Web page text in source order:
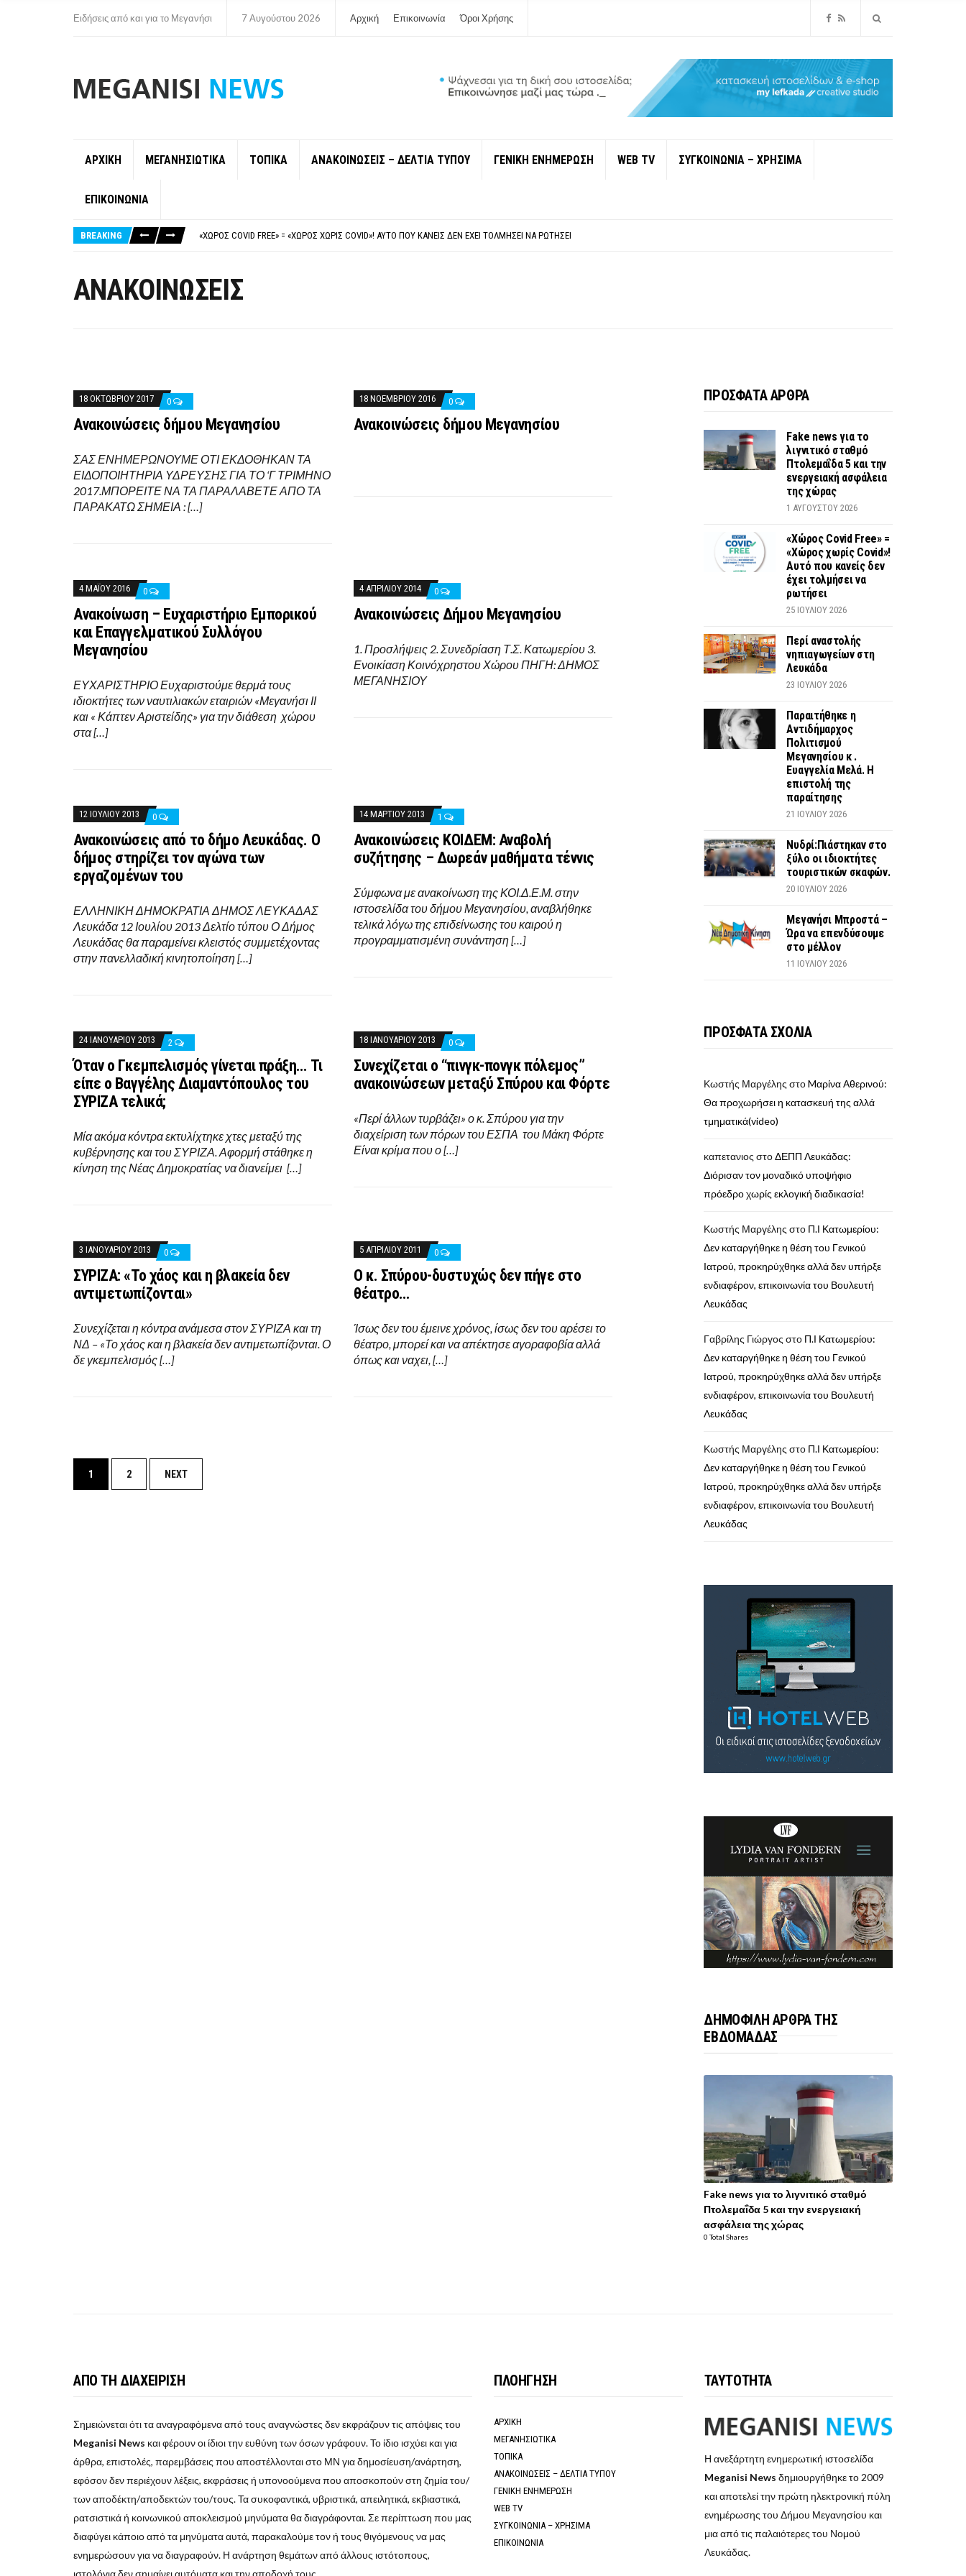
Ειδήσεις από και για το Μεγανήσι 7 Αυγούστου 2026 Αρχική Επικοινωνία Όροι Χρήσης
ΑΡΧΙΚΗ ΜΕΓΑΝΗΣΙΩΤΙΚΑ ΤΟΠΙΚΑ ΑΝΑΚΟΙΝΩΣΕΙΣ – ΔΕΛΤΙΑ ΤΥΠΟΥ ΓΕΝΙΚΗ ΕΝΗΜΕΡΩΣΗ WEB TV ΣΥΓΚΟΙΝΩΝΙΑ – ΧΡΗΣΙΜΑ
ΕΠΙΚΟΙΝΩΝΙΑ
BREAKING
«ΧΏΡΟΣ COVID FREE» = «ΧΏΡΟΣ ΧΩΡΊΣ COVID»! ΑΥΤΌ ΠΟΥ ΚΑΝΕΊΣ ΔΕΝ ΈΧΕΙ ΤΟΛΜΉΣΕΙ ΝΑ ΡΩΤΉΣΕΙ
FAKE NEWS ΓΙΑ ΤΟ ΛΙΓΝΙΤΙΚΌ ΣΤΑΘΜΌ ΠΤΟΛΕΜΑΪ́ΔΑ 5 ΚΑΙ ΤΗΝ ΕΝΕΡΓΕΙΑΚΉ ΑΣΦΆΛΕΙΑ ΤΗΣ ΧΏΡΑΣ
ΑΝΑΚΟΙΝΩΣΕΙΣ
18 ΟΚΤΩΒΡΊΟΥ 2017 0
Aνακοινώσεις δήμου Μεγανησίου
ΣΑΣ ΕΝΗΜΕΡΩΝΟΥΜΕ ΟΤΙ ΕΚΔΟΘΗΚΑΝ ΤΑ
ΕΙΔΟΠΟΙΗΤΗΡΙΑ ΥΔΡΕΥΣΗΣ ΓΙΑ ΤΟ ‘Γ ΤΡΙΜΗΝΟ
2017.ΜΠΟΡΕΙΤΕ ΝΑ ΤΑ ΠΑΡΑΛΑΒΕΤΕ ΑΠΟ ΤΑ
ΠΑΡΑΚΑΤΩ ΣΗΜΕΙΑ : […]
18 ΝΟΕΜΒΡΊΟΥ 2016 0
Ανακοινώσεις δήμου Μεγανησίου
4 ΜΑΪ́ΟΥ 2016 0
Aνακοίνωση – Ευχαριστήριο Εμπορικού
και Επαγγελματικού Συλλόγου
Μεγανησίου
ΕΥΧΑΡΙΣΤΗΡΙΟ Ευχαριστούμε θερμά τους
ιδιοκτήτες των ναυτιλιακών εταιριών «Μεγανήσι ΙΙ
και « Κάπτεν Αριστείδης» για την διάθεση χώρου
στα […]
4 ΑΠΡΙΛΊΟΥ 2014 0
Ανακοινώσεις Δήμου Μεγανησίου
1. Προσλήψεις 2. Συνεδρίαση Τ.Σ. Κατωμερίου 3.
Ενοικίαση Κοινόχρηστου Χώρου ΠΗΓΗ: ΔΗΜΟΣ
ΜΕΓΑΝΗΣΙΟΥ
12 ΙΟΥΛΊΟΥ 2013 0
Ανακοινώσεις από το δήμο Λευκάδας. Ο
δήμος στηρίζει τον αγώνα των
εργαζομένων του
ΕΛΛΗΝΙΚΗ ΔΗΜΟΚΡΑΤΙΑ ΔΗΜΟΣ ΛΕΥΚΑΔΑΣ
Λευκάδα 12 Ιουλίου 2013 Δελτίο τύπου Ο Δήμος
Λευκάδας θα παραμείνει κλειστός συμμετέχοντας
στην πανελλαδική κινητοποίηση […]
14 ΜΑΡΤΊΟΥ 2013 1
Ανακοινώσεις ΚΟΙΔΕΜ: Αναβολή
συζήτησης – Δωρεάν μαθήματα τέννις
Σύμφωνα με ανακοίνωση της ΚΟΙ.Δ.Ε.Μ. στην
ιστοσελίδα του δήμου Μεγανησίου, αναβλήθηκε
τελικά λόγω της επιδείνωσης του καιρού η
προγραμματισμένη συνάντηση […]
24 ΙΑΝΟΥΑΡΊΟΥ 2013 2
Όταν ο Γκεμπελισμός γίνεται πράξη… Τι
είπε ο Βαγγέλης Διαμαντόπουλος του
ΣΥΡΙΖΑ τελικά;
Μία ακόμα κόντρα εκτυλίχτηκε χτες μεταξύ της
κυβέρνησης και του ΣΥΡΙΖΑ. Αφορμή στάθηκε η
κίνηση της Νέας Δημοκρατίας να διανείμει […]
18 ΙΑΝΟΥΑΡΊΟΥ 2013 0
Συνεχίζεται ο “πινγκ-πονγκ πόλεμος”
ανακοινώσεων μεταξύ Σπύρου και Φόρτε
«Περί άλλων τυρβάζει» ο κ. Σπύρου για την
διαχείριση των πόρων του ΕΣΠΑ του Μάκη Φόρτε
Είναι κρίμα που ο […]
3 ΙΑΝΟΥΑΡΊΟΥ 2013 0
ΣΥΡΙΖΑ: «Το χάος και η βλακεία δεν
αντιμετωπίζονται»
Συνεχίζεται η κόντρα ανάμεσα στον ΣΥΡΙΖΑ και τη
ΝΔ – «Το χάος και η βλακεία δεν αντιμετωπίζονται. Ο
δε γκεμπελισμός […]
5 ΑΠΡΙΛΊΟΥ 2011 0
Ο κ. Σπύρου-δυστυχώς δεν πήγε στο
θέατρο…
Ίσως δεν του έμεινε χρόνος, ίσως δεν του αρέσει το
θέατρο, μπορεί και να απέκτησε αγοραφοβία αλλά
όπως και ναχει, […]
Posts
navigation
1 2 NEXT
ΠΡΟΣΦΑΤΑ ΑΡΘΡΑ
Fake news για το
λιγνιτικό σταθμό
Πτολεμαΐδα 5 και την
ενεργειακή ασφάλεια
της χώρας
1 ΑΥΓΟΎΣΤΟΥ 2026
«Χώρος Covid Free» =
«Χώρος χωρίς Covid»!
Αυτό που κανείς δεν
έχει τολμήσει να
ρωτήσει
25 ΙΟΥΛΊΟΥ 2026
Περί αναστολής
νηπιαγωγείων στη
Λευκάδα
23 ΙΟΥΛΊΟΥ 2026
Παραιτήθηκε η
Αντιδήμαρχος
Πολιτισμού
Μεγανησίου κ .
Ευαγγελία Μελά. Η
επιστολή της
παραίτησης
21 ΙΟΥΛΊΟΥ 2026
Νυδρί:Πιάστηκαν στο
ξύλο οι ιδιοκτήτες
τουριστικών σκαφών.
20 ΙΟΥΛΊΟΥ 2026
Μεγανήσι Μπροστά –
Ώρα να επενδύσουμε
στο μέλλον
11 ΙΟΥΛΊΟΥ 2026
ΠΡΟΣΦΑΤΑ ΣΧΟΛΙΑ
Κωστής Μαργέλης στοMαρίνα Αθερινού:
Θα προχωρήσει η κατασκευή της αλλά
τμηματικά(video)
καπετανιος στοΔΕΠΠ Λευκάδας:
Διόρισαν τον μοναδικό υποψήφιο
πρόεδρο χωρίς εκλογική διαδικασία!
Κωστής Μαργέλης στο Π.Ι Κατωμερίου:
Δεν καταργήθηκε η θέση του Γενικού
Ιατρού, προκηρύχθηκε αλλά δεν υπήρξε
ενδιαφέρον, επικοινωνία του Βουλευτή
Λευκάδας
Γαβρίλης Γιώργος στο Π.Ι Κατωμερίου:
Δεν καταργήθηκε η θέση του Γενικού
Ιατρού, προκηρύχθηκε αλλά δεν υπήρξε
ενδιαφέρον, επικοινωνία του Βουλευτή
Λευκάδας
Κωστής Μαργέλης στο Π.Ι Κατωμερίου:
Δεν καταργήθηκε η θέση του Γενικού
Ιατρού, προκηρύχθηκε αλλά δεν υπήρξε
ενδιαφέρον, επικοινωνία του Βουλευτή
Λευκάδας
ΔΗΜΟΦΙΛΗ ΑΡΘΡΑ ΤΗΣ
ΕΒΔΟΜΑΔΑΣ
Fake news για το λιγνιτικό σταθμό
Πτολεμαΐδα 5 και την ενεργειακή
ασφάλεια της χώρας
0 Total Shares
ΑΠΟ ΤΗ ΔΙΑΧΕΙΡΙΣΗ
Σημειώνεται ότι τα αναγραφόμενα από τους αναγνώστες δεν εκφράζουν τις απόψεις του
Meganisi News και φέρουν οι ίδιοι την ευθύνη των όσων γράφουν. Το ίδιο ισχύει και για
άρθρα, επιστολές, παρεμβάσεις που αποστέλλονται στο ΜΝ για δημοσίευση/ανάρτηση,
εφόσον δεν περιέχουν λέξεις, εκφράσεις ή υπονοούμενα που αποσκοπούν στη ζημία του/
των αποδέκτη/αποδεκτών του/τους. Τα συκοφαντικά, υβριστικά, απειλητικά, εκβιαστικά,
ρατσιστικά ή κοινωνικού αποκλεισμού μηνύματα θα διαγράφονται. Σε περίπτωση που μας
διαφύγει κάποιο από τα μηνύματα αυτά, παρακαλούμε τον ή τους θιγόμενους να μας
ενημερώσουν για να διαγραφούν. Η ανάρτηση θεμάτων από άλλους ιστότοπους,
ΠΛΟΗΓΗΣΗ
ΑΡΧΙΚΗ
ΜΕΓΑΝΗΣΙΩΤΙΚΑ
ΤΟΠΙΚΑ
ΑΝΑΚΟΙΝΩΣΕΙΣ – ΔΕΛΤΙΑ ΤΥΠΟΥ
ΓΕΝΙΚΗ ΕΝΗΜΕΡΩΣΗ
WEB TV
ΣΥΓΚΟΙΝΩΝΙΑ – ΧΡΗΣΙΜΑ
ΕΠΙΚΟΙΝΩΝΙΑ
ΤΑΥΤΟΤΗΤΑ
Η ανεξάρτητη ενημερωτική ιστοσελίδα
Meganisi News δημιουργήθηκε το 2009
και αποτελεί την πρώτη ηλεκτρονική πύλη
ενημέρωσης του Δήμου Μεγανησίου και
μια από τις παλαιότερες του Νομού
Λευκάδας.